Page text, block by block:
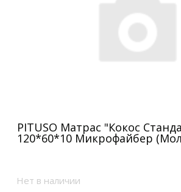
PITUSO Матрас "Кокос
120*60*10 Микрофайбер
Нет в наличии